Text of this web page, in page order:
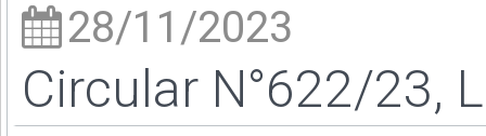
28/11/2023
Circular N°622/23,